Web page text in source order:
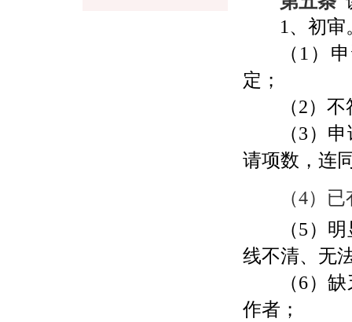
1 、初审
（ 1 ）
定；
（2）不
（3）
请项数，连
（4）已
（5）
线不清、无
（6）
作者；